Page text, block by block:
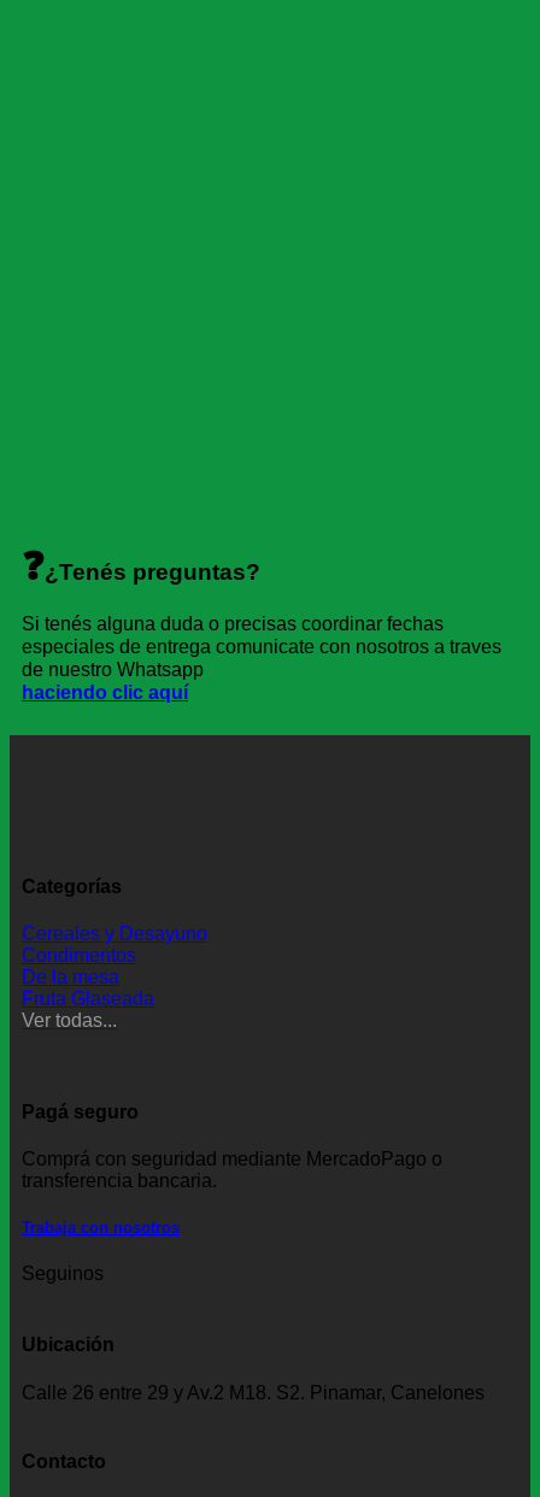
❓¿Tenés preguntas?
Si tenés alguna duda o precisas coordinar fechas
especiales de entrega comunicate con nosotros a traves
de nuestro Whatsapp
haciendo clic aquí
Categorías
Cereales y Desayuno
Condimentos
De la mesa
Fruta Glaseada
Ver todas...
Pagá seguro
Comprá con seguridad mediante MercadoPago o
transferencia bancaria.
Trabaja con nosotros
Seguinos
Ubicación
Calle 26 entre 29 y Av.2 M18. S2. Pinamar, Canelones
Contacto